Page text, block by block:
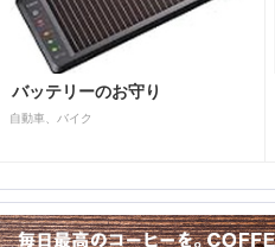
バッテリーのお守り
自動車、バイク